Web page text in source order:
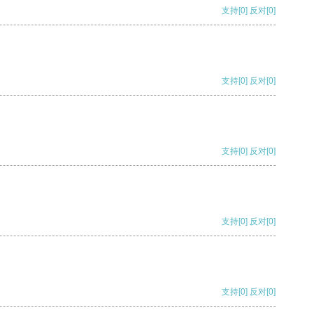
支持[0] 反对[0]
支持[0] 反对[0]
支持[0] 反对[0]
支持[0] 反对[0]
支持[0] 反对[0]